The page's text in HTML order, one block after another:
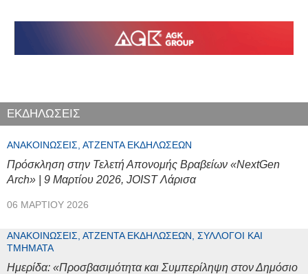
ΕΚΔΗΛΩΣΕΙΣ
ΑΝΑΚΟΙΝΏΣΕΙΣ, ΑΤΖΈΝΤΑ ΕΚΔΗΛΏΣΕΩΝ
Πρόσκληση στην Τελετή Απονομής Βραβείων «NextGen
Arch» | 9 Μαρτίου 2026, JOIST Λάρισα
06 ΜΑΡΤΊΟΥ 2026
ΑΝΑΚΟΙΝΏΣΕΙΣ, ΑΤΖΈΝΤΑ ΕΚΔΗΛΏΣΕΩΝ, ΣΎΛΛΟΓΟΙ ΚΑΙ
ΤΜΉΜΑΤΑ
Ημερίδα: «Προσβασιμότητα και Συμπερίληψη στον Δημόσιο